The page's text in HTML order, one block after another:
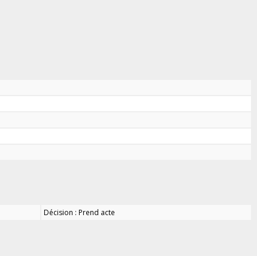
Décision : Prend acte